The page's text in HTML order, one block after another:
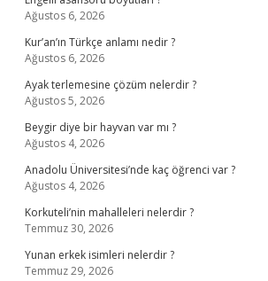
Ağustos 6, 2026
Kur’an’ın Türkçe anlamı nedir ?
Ağustos 6, 2026
Ayak terlemesine çözüm nelerdir ?
Ağustos 5, 2026
Beygir diye bir hayvan var mı ?
Ağustos 4, 2026
Anadolu Üniversitesi’nde kaç öğrenci var ?
Ağustos 4, 2026
Korkuteli’nin mahalleleri nelerdir ?
Temmuz 30, 2026
Yunan erkek isimleri nelerdir ?
Temmuz 29, 2026